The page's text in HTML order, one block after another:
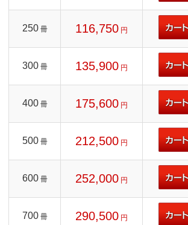
250 冊 116,750 円
300 冊 135,900 円
400 冊 175,600 円
500 冊 212,500 円
600 冊 252,000 円
700 冊 290,500 円